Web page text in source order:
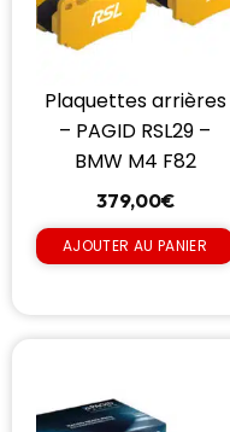
Plaquettes arrières
– PAGID RSL29 –
BMW M4 F82
379,00€
AJOUTER AU PANIER